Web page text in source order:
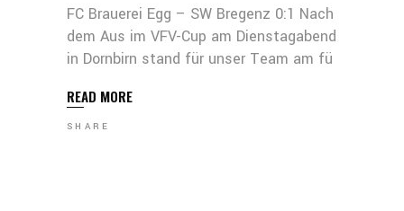
FC Brauerei Egg – SW Bregenz 0:1 Nach
dem Aus im VFV-Cup am Dienstagabend
in Dornbirn stand für unser Team am fü
READ MORE
SHARE